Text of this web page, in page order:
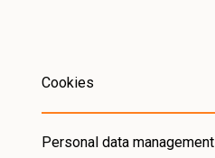
Cookies
Personal data management